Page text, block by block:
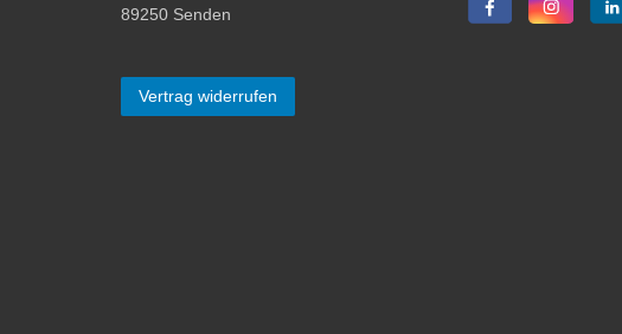
89250 Senden
Vertrag widerrufen